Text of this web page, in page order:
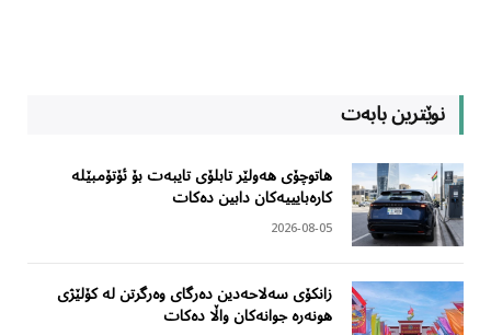
نوێترین بابەت
هاتوچۆی هەولێر تابلۆی تایبەت بۆ ئۆتۆمبێلە
کارەبایییەکان دابین دەکات
2026-08-05
زانکۆی سەلاحەدین دەرگای وەرگرتن لە کۆلێژی
هونەرە جوانەکان واڵا دەکات